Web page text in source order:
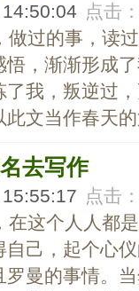
点击
做过的事，读
，渐渐形成
我，叛逆过
文当作春天
去写作
点击
在这个人人都
己，起个心
曼的事情。